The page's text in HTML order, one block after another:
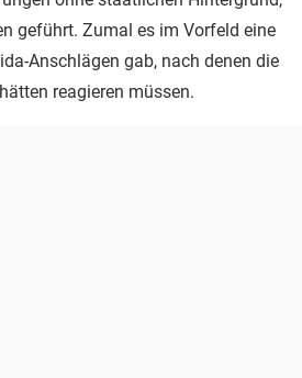
geführt. Zumal es im Vorfeld eine
Anschlägen gab, nach denen die
reagieren müssen.